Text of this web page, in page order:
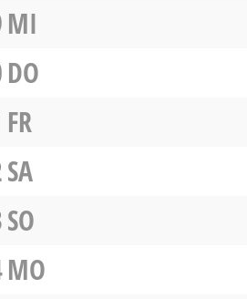
MI
DO
FR
SA
SO
MO